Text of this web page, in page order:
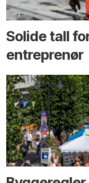
Solide tall
entreprenør